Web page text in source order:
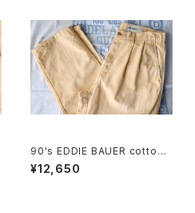
90's EDDIE BAUER cotton-
duck 2-tuck Pants
¥12,650